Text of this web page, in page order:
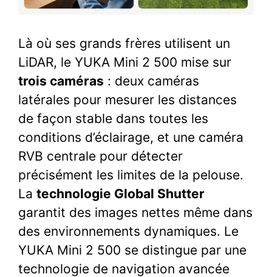
Là où ses grands frères utilisent un
LiDAR, le YUKA Mini 2 500 mise sur
trois caméras : deux caméras
latérales pour mesurer les distances
de façon stable dans toutes les
conditions d’éclairage, et une caméra
RVB centrale pour détecter
précisément les limites de la pelouse.
La technologie Global Shutter
garantit des images nettes même dans
des environnements dynamiques. Le
YUKA Mini 2 500 se distingue par une
technologie de navigation avancée